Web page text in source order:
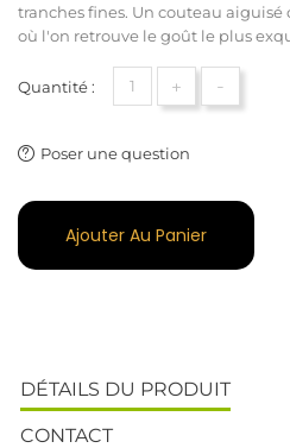
tranches fines. Un couteau
où l'on retrouve le goût le plus
Quantité : + -
Poser une question
Ajouter Au Panier
DÉTAILS DU PRODUIT
CONTACT